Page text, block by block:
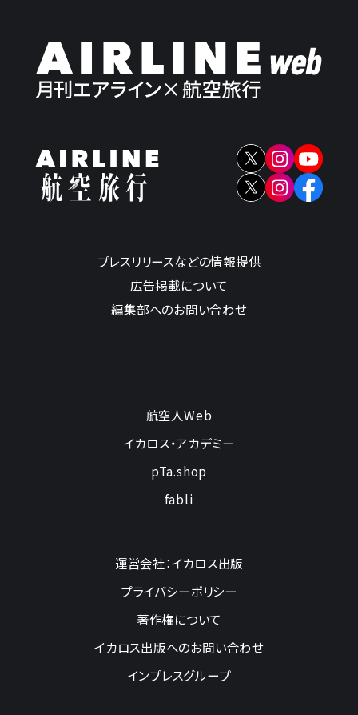
プレスリリースなどの情報提供
広告掲載について
編集部へのお問い合わせ
航空人Web
イカロス・アカデミー
pTa.shop
fabli
運営会社：イカロス出版
プライバシーポリシー
著作権について
イカロス出版へのお問い合わせ
インプレスグループ